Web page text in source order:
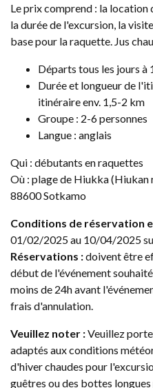
Le prix comprend : la
la durée de l'excursion, la
base pour la raquette. Jus
Départs tous les jours à
Durée et longueur de
itinéraire env. 1,5-2 km
Groupe : 2-6 personnes
Langue : anglais
Qui : débutants en raquettes
Où : plage de Hiukka (Hiukan
88600 Sotkamo
Conditions de réservation
01/02/2025 au 10/04/2025
Réservations :doivent être
début de l'événement
moins de 24h avant
frais d'annulation.
Veuillez noter :Veuillez
adaptés aux conditions
d'hiver chaudes pour
guêtres ou des bottes